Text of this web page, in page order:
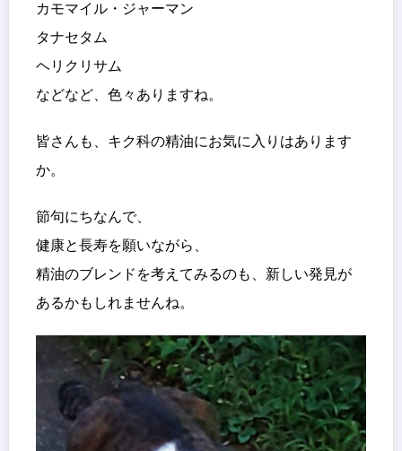
カモマイル・ジャーマン
タナセタム
ヘリクリサム
などなど、色々ありますね。
皆さんも、キク科の精油にお気に入りはあります
か。
節句にちなんで、
健康と長寿を願いながら、
精油のブレンドを考えてみるのも、新しい発見が
あるかもしれませんね。